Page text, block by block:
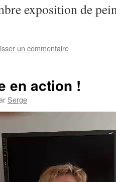
exposition de
un commentaire
en action !
Serge